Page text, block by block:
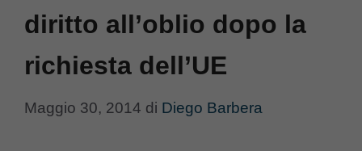
diritto all’oblio dopo la
richiesta dell’UE
Maggio 30, 2014 di Diego Barbera